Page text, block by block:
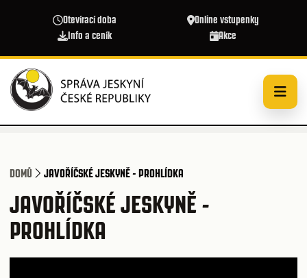
Otevírací doba
Online vstupenky
Info a ceník
Akce
DOMŮ JAVOŘÍČSKÉ JESKYNĚ - PROHLÍDKA
JAVOŘÍČSKÉ JESKYNĚ -
PROHLÍDKA